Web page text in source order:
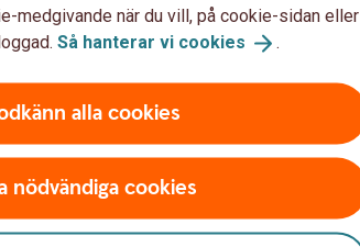
vad
Valutatermin
Valutaswap
Valutaoption
medgivande när du vill, på cookie-sidan eller
Så hanterar vi cookies .
alla cookies
nödvändiga cookies